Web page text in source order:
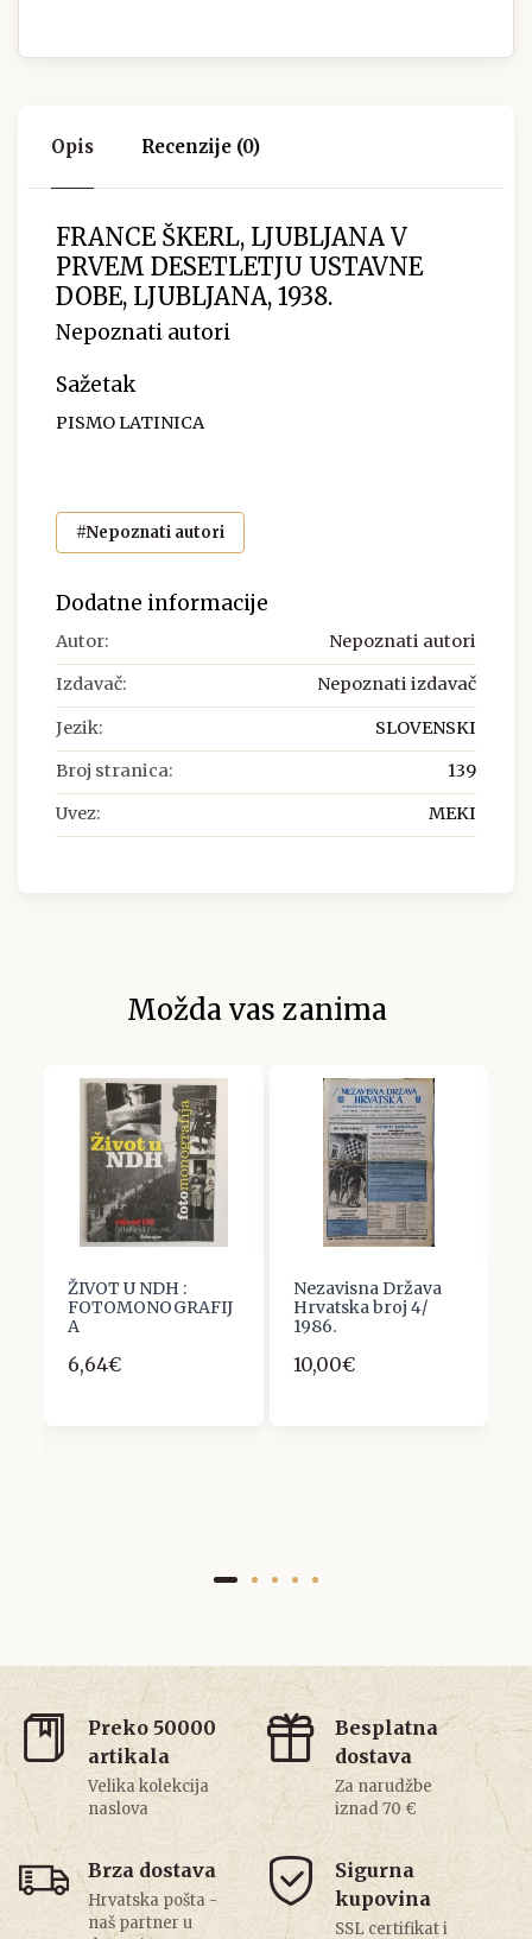
Opis Recenzije (0)
FRANCE ŠKERL, LJUBLJANA V
PRVEM DESETLETJU USTAVNE
DOBE, LJUBLJANA, 1938.
Nepoznati autori
Sažetak
PISMO LATINICA
#Nepoznati autori
Dodatne informacije
Autor: Nepoznati autori
Izdavač: Nepoznati izdavač
Jezik: SLOVENSKI
Broj stranica: 139
Uvez: MEKI
Možda vas zanima
ŽIVOT U NDH :
FOTOMONOGRAFIJ
A
6,64€
Nezavisna Država
Hrvatska broj 4/
1986.
10,00€
Preko 50000
artikala
Velika kolekcija
naslova
Besplatna
dostava
Za narudžbe
iznad 70 €
Brza dostava
Hrvatska pošta -
naš partner u
Sigurna
kupovina
SSL certifikat i